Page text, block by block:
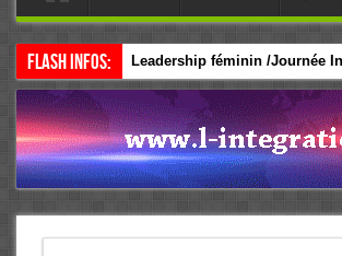
Flash Infos: Leadership féminin /Journée